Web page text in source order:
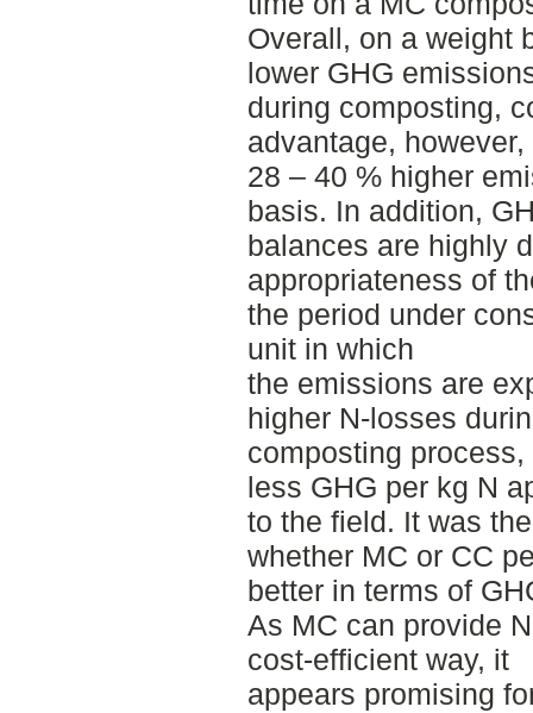
Overall, on a weight
lower GHG
during composting,
advantage,
28 – 40 % higher
basis. In addition,
balances are highly
appropriateness of
the period under
unit in which
the emissions are
higher N-losses
composting
less GHG per kg N
to the field. It was
whether MC or CC
better in terms of
As MC can provide
cost-efficient way, it
appears promising